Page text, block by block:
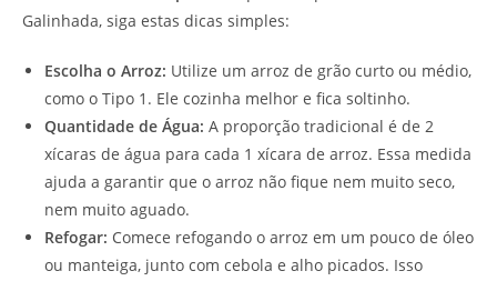
Galinhada, siga estas dicas simples:
Escolha o Arroz: Utilize um arroz de grão curto ou médio,
como o Tipo 1. Ele cozinha melhor e fica soltinho.
Quantidade de Água: A proporção tradicional é de 2
xícaras de água para cada 1 xícara de arroz. Essa medida
ajuda a garantir que o arroz não fique nem muito seco,
nem muito aguado.
Refogar: Comece refogando o arroz em um pouco de óleo
ou manteiga, junto com cebola e alho picados. Isso